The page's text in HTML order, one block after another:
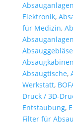
Elektronik,
für Medizin,
Absauggebläse
Absaugtische,
Werkstatt,
Druck / 3D-
Entstaubung,
Filter für